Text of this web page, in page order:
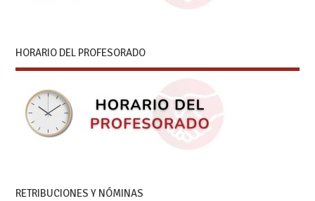
HORARIO DEL PROFESORADO
RETRIBUCIONES Y NÓMINAS